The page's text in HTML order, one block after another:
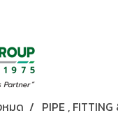
หมด PIPE , FITTING